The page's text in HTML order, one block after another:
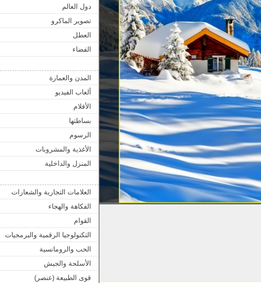
دول العالم
تصوير الماكرو
العطل
الفضاء
المدن والعمارة
ألعاب الفيديو
الأفلام
بساطتها
الرسوم
الأغذية والمشروبات
المنزل والداخلية
العلامات التجارية والشعارات
الفكاهة والهجاء
القوام
التكنولوجيا الرقمية والبرمجيات
الحب والرومانسية
الأسلحة والجيش
قوى الطبيعة (عنصر)